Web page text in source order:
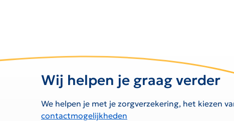
Wij helpen je graag verder
We helpen je met je zorgverzekering, het kiezen
contactmogelijkheden